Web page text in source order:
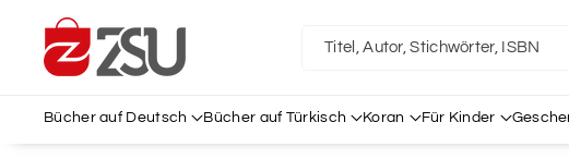
Titel, Autor, Stichwörter, ISBN
Bücher auf Deutsch Bücher auf Türkisch Koran Für Kinder